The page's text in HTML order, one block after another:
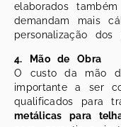
elaborados
demandam mais
personalização dos
4. Mão de Obra
O custo da mão
importante a ser
qualificados para
metálicas para